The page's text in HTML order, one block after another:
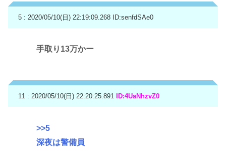
5 : 2020/05/10(日) 22:19:09.268 ID:senfdSAe0
手取り13万かー
11 : 2020/05/10(日) 22:20:25.891 ID:4UaNhzvZ0
>>5
深夜は警備員